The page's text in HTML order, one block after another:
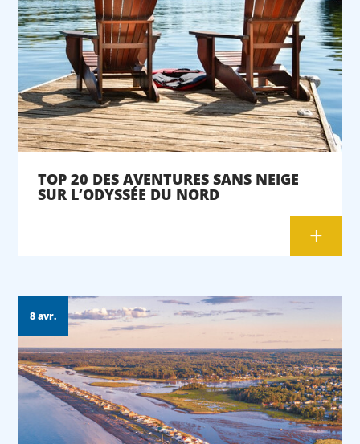
TOP 20 DES AVENTURES SANS NEIGE
SUR L’ODYSSÉE DU NORD
8 avr.